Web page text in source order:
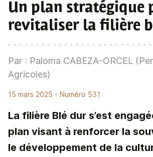
Un plan stratégique
revitaliser la filière
Par : Paloma CABEZA-ORCEL
Agricoles)
15 mars 2025 - Numéro 531
La filière Blé dur s’est
plan visant à renforcer la
le développement de la